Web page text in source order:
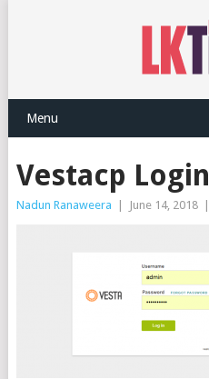
Menu
Vestacp Login
Nadun Ranaweera June 14, 2018